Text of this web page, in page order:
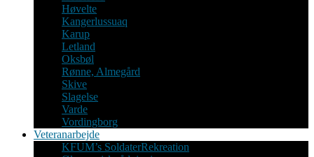
Høvelte
Kangerlussuaq
Karup
Letland
Oksbøl
Rønne, Almegård
Skive
Slagelse
Varde
Vordingborg
Veteranarbejde
KFUM’s SoldaterRekreation